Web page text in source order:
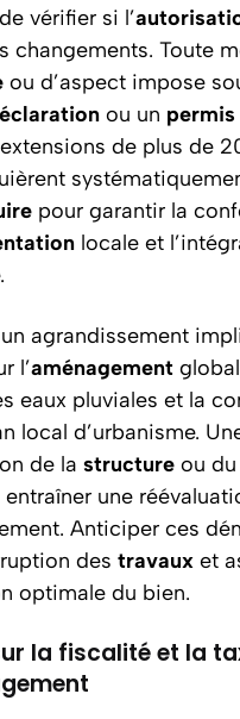
vérifier si l’
changements. Toute
ou d’aspect impose
ou un permis
de plus de
pour garantir la
locale et
agrandissement
l’aménagement
eaux pluviales et la
local d’urbanisme.
de la structure ou du
une
Anticiper ces
des travaux et
optimale du bien.
la fiscalité et la